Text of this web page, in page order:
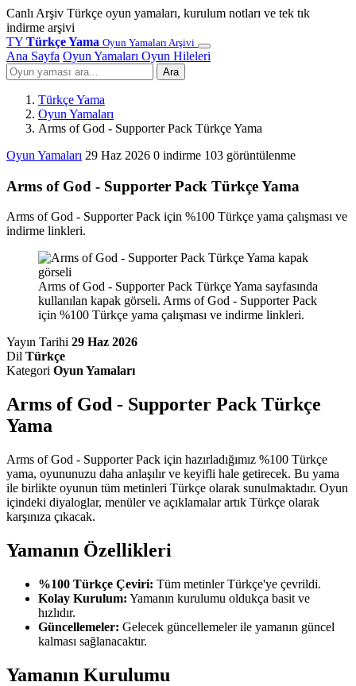
Canlı Arşiv Türkçe oyun yamaları, kurulum notları ve tek tık
indirme arşivi
TY Türkçe Yama Oyun Yamaları Arşivi
Ana Sayfa Oyun Yamaları Oyun Hileleri
Ara
Türkçe Yama
Oyun Yamaları
Arms of God - Supporter Pack Türkçe Yama
Oyun Yamaları 29 Haz 2026 0 indirme 103 görüntülenme
Arms of God - Supporter Pack Türkçe Yama
Arms of God - Supporter Pack için %100 Türkçe yama çalışması ve
indirme linkleri.
Arms of God - Supporter Pack Türkçe Yama sayfasında
kullanılan kapak görseli. Arms of God - Supporter Pack
için %100 Türkçe yama çalışması ve indirme linkleri.
Yayın Tarihi 29 Haz 2026
Dil Türkçe
Kategori Oyun Yamaları
Arms of God - Supporter Pack Türkçe
Yama
Arms of God - Supporter Pack için hazırladığımız %100 Türkçe
yama, oyununuzu daha anlaşılır ve keyifli hale getirecek. Bu yama
ile birlikte oyunun tüm metinleri Türkçe olarak sunulmaktadır. Oyun
içindeki diyaloglar, menüler ve açıklamalar artık Türkçe olarak
karşınıza çıkacak.
Yamanın Özellikleri
%100 Türkçe Çeviri: Tüm metinler Türkçe'ye çevrildi.
Kolay Kurulum: Yamanın kurulumu oldukça basit ve
hızlıdır.
Güncellemeler: Gelecek güncellemeler ile yamanın güncel
kalması sağlanacaktır.
Yamanın Kurulumu